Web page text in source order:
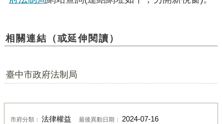
相關連結（或延伸閱讀）
臺中市政府法制局
市府分類： 法律權益 最後異動日期： 2024-07-16